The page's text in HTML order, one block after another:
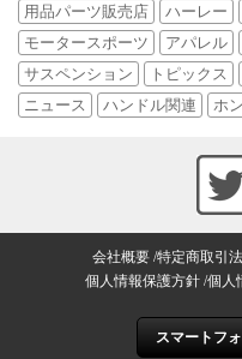
用品パーツ販売店
ハーレー
モータースポーツ
アパレル
サスペンション
トピックス
ニュース
ハンドル関連 ホ
会社概要 特定商取引法
個人情報保護方針 個人
スマートフ